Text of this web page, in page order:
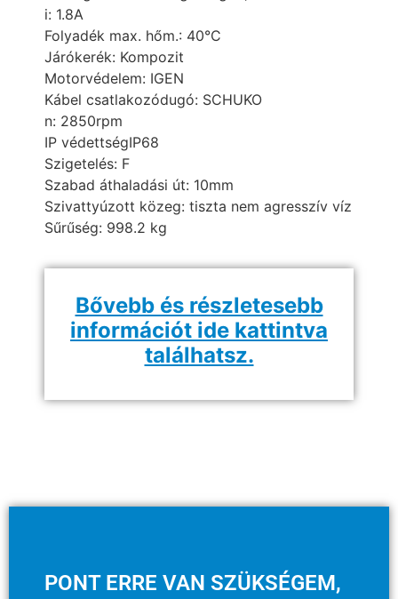
i: 1.8A
Folyadék max. hőm.: 40°C
Járókerék: Kompozit
Motorvédelem: IGEN
Kábel csatlakozódugó: SCHUKO
n: 2850rpm
IP védettségIP68
Szigetelés: F
Szabad áthaladási út: 10mm
Szivattyúzott közeg: tiszta nem agresszív víz
Sűrűség: 998.2 kg
Bővebb és részletesebb
információt ide kattintva
találhatsz.
PONT ERRE VAN SZÜKSÉGEM,